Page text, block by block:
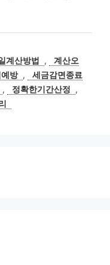
계산방법 ,
계산오
방 ,
세금감면종료
, 정확한기간산정
,